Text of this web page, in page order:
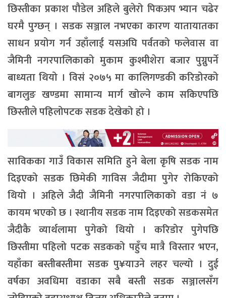
छिस्तीका प्रकाश पौडेल अहिले बुलेरो पिकअप भ्यान चढेर
घरमै पुग्छन् । सडक सञ्जाल नभएका कारण यातायातका
साधन प्रयोग गर्न उहाँलाई यसअघि पर्वतको फलेवास वा
जैमिनी नगरपालिकाको मुकाम कुश्मीशेरा बजार पुग्नुपर्ने
बाध्यता थियो । विसं २०७५ मा कालिगण्डकी करिडोरको
बागलुङ खण्डमा सामान्य मार्ग खोल्ने काम सकिएपछि
छिस्तीले पहिलोपटक सडक देखेको हो ।
साविकका गाउँ विकास समिति हुने बेला कृषि सडक नाम
दिइएको सडक छिमेकी गाविस जैदीमा पुगेर रोकिएको
थियो । अहिले जैदी जैमिनी नगरपालिकाको वडा नं ७
कायम भएको छ । स्थानीय सडक नाम दिइएको सडकसमेत
जैदीकै व्यार्थलामा पुगेको थियो । करिडोर पुगेपछि
छिस्तीमा पहिलो पटक सडकको पहुँच मात्रै विस्तार भएन,
यहाँका बस्तीबस्तीमा सडक पु¥याउने लहर चल्यो । दुई
वर्षका अवधिमा वडाका सबै बस्ती सडक सञ्जालसँग